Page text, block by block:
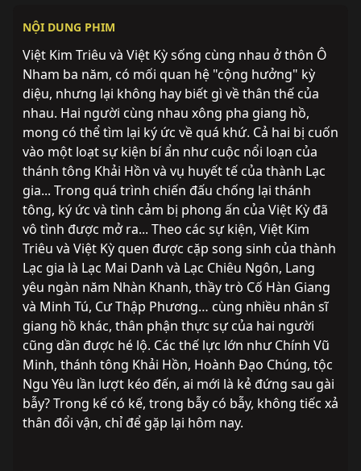
NỘI DUNG PHIM
Việt Kim Triêu và Việt Kỳ sống cùng nhau ở thôn Ô
Nham ba năm, có mối quan hệ "cộng hưởng" kỳ
diệu, nhưng lại không hay biết gì về thân thế của
nhau. Hai người cùng nhau xông pha giang hồ,
mong có thể tìm lại ký ức về quá khứ. Cả hai bị cuốn
vào một loạt sự kiện bí ẩn như cuộc nổi loạn của
thánh tông Khải Hồn và vụ huyết tế của thành Lạc
gia... Trong quá trình chiến đấu chống lại thánh
tông, ký ức và tình cảm bị phong ấn của Việt Kỳ đã
vô tình được mở ra... Theo các sự kiện, Việt Kim
Triêu và Việt Kỳ quen được cặp song sinh của thành
Lạc gia là Lạc Mai Danh và Lạc Chiêu Ngôn, Lang
yêu ngàn năm Nhàn Khanh, thầy trò Cố Hàn Giang
và Minh Tú, Cư Thập Phương… cùng nhiều nhân sĩ
giang hồ khác, thân phận thực sự của hai người
cũng dần được hé lộ. Các thế lực lớn như Chính Vũ
Minh, thánh tông Khải Hồn, Hoành Đạo Chúng, tộc
Ngu Yêu lần lượt kéo đến, ai mới là kẻ đứng sau gài
bẫy? Trong kế có kế, trong bẫy có bẫy, không tiếc xả
thân đổi vận, chỉ để gặp lại hôm nay.